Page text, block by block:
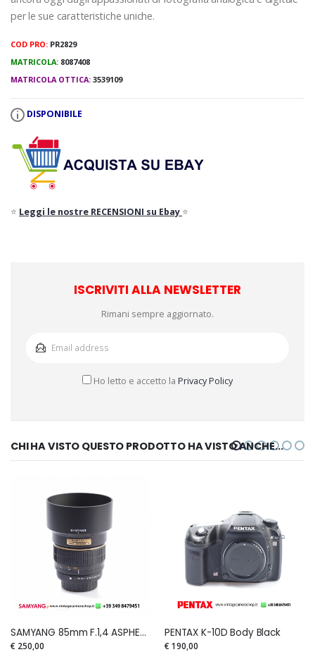
per le sue caratteristiche uniche.
COD PRO: PR2829
MATRICOLA: 8087408
MATRICOLA OTTICA: 3539109
DISPONIBILE
⭐ Leggi le nostre RECENSIONI su Ebay ⭐
ISCRIVITI ALLA NEWSLETTER
Rimani sempre aggiornato.
Ho letto e accetto la Privacy Policy
CHI HA VISTO QUESTO PRODOTTO HA VISTO ANCHE...
SAMYANG 85mm F.1,4 ASPHERICAL IF for Pentax
€ 250,00
PENTAX K-10D Body Black
€ 190,00